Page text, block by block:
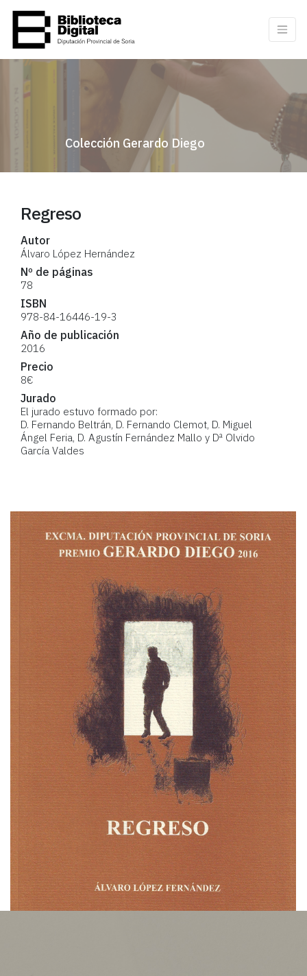
Colección Gerardo Diego
Regreso
Autor
Álvaro López Hernández
Nº de páginas
78
ISBN
978-84-16446-19-3
Año de publicación
2016
Precio
8€
Jurado
El jurado estuvo formado por:
D. Fernando Beltrán, D. Fernando Clemot, D. Miguel
Ángel Feria, D. Agustín Fernández Mallo y Dª Olvido
García Valdes